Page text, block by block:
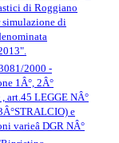
di Roggiano
simulazione di
2000 -
1Â°, 2Â°
art.45 LEGGE NÂ°
e
varieâ DGR NÂ°